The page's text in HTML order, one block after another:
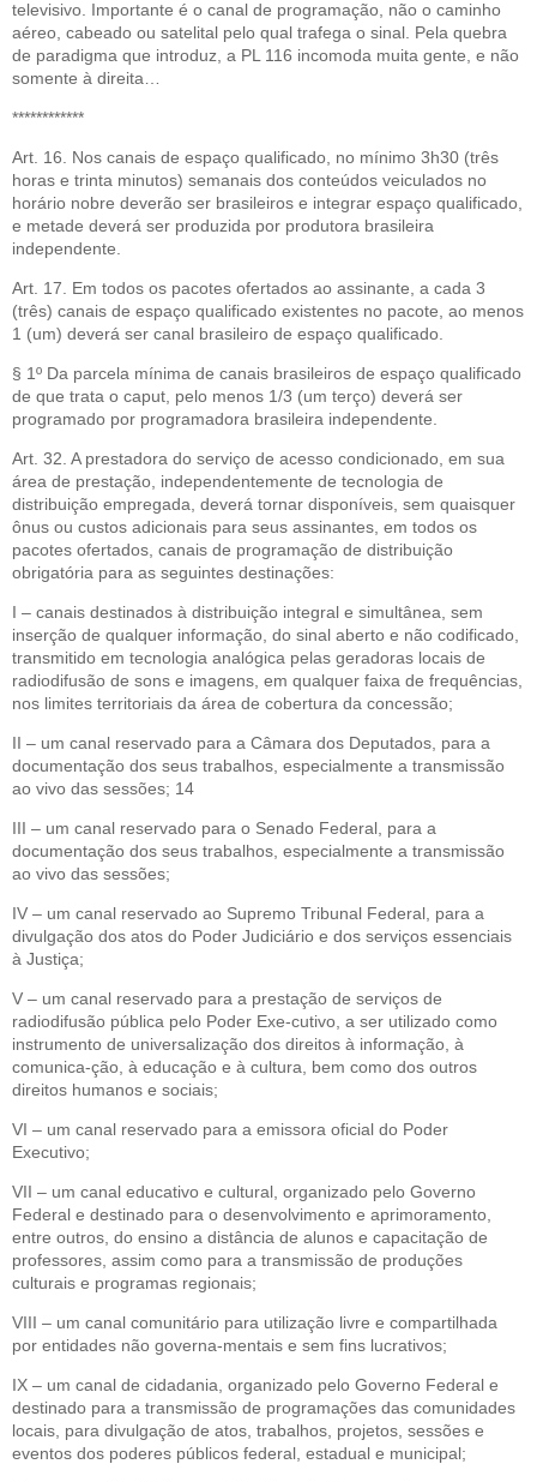
televisivo. Importante é o canal de programação, não o caminho
aéreo, cabeado ou satelital pelo qual trafega o sinal. Pela quebra
de paradigma que introduz, a PL 116 incomoda muita gente, e não
somente à direita…
************
Art. 16. Nos canais de espaço qualificado, no mínimo 3h30 (três
horas e trinta minutos) semanais dos conteúdos veiculados no
horário nobre deverão ser brasileiros e integrar espaço qualificado,
e metade deverá ser produzida por produtora brasileira
independente.
Art. 17. Em todos os pacotes ofertados ao assinante, a cada 3
(três) canais de espaço qualificado existentes no pacote, ao menos
1 (um) deverá ser canal brasileiro de espaço qualificado.
§ 1º Da parcela mínima de canais brasileiros de espaço qualificado
de que trata o caput, pelo menos 1/3 (um terço) deverá ser
programado por programadora brasileira independente.
Art. 32. A prestadora do serviço de acesso condicionado, em sua
área de prestação, independentemente de tecnologia de
distribuição empregada, deverá tornar disponíveis, sem quaisquer
ônus ou custos adicionais para seus assinantes, em todos os
pacotes ofertados, canais de programação de distribuição
obrigatória para as seguintes destinações:
I – canais destinados à distribuição integral e simultânea, sem
inserção de qualquer informação, do sinal aberto e não codificado,
transmitido em tecnologia analógica pelas geradoras locais de
radiodifusão de sons e imagens, em qualquer faixa de frequências,
nos limites territoriais da área de cobertura da concessão;
II – um canal reservado para a Câmara dos Deputados, para a
documentação dos seus trabalhos, especialmente a transmissão
ao vivo das sessões; 14
III – um canal reservado para o Senado Federal, para a
documentação dos seus trabalhos, especialmente a transmissão
ao vivo das sessões;
IV – um canal reservado ao Supremo Tribunal Federal, para a
divulgação dos atos do Poder Judiciário e dos serviços essenciais
à Justiça;
V – um canal reservado para a prestação de serviços de
radiodifusão pública pelo Poder Exe-cutivo, a ser utilizado como
instrumento de universalização dos direitos à informação, à
comunica-ção, à educação e à cultura, bem como dos outros
direitos humanos e sociais;
VI – um canal reservado para a emissora oficial do Poder
Executivo;
VII – um canal educativo e cultural, organizado pelo Governo
Federal e destinado para o desenvolvimento e aprimoramento,
entre outros, do ensino a distância de alunos e capacitação de
professores, assim como para a transmissão de produções
culturais e programas regionais;
VIII – um canal comunitário para utilização livre e compartilhada
por entidades não governa-mentais e sem fins lucrativos;
IX – um canal de cidadania, organizado pelo Governo Federal e
destinado para a transmissão de programações das comunidades
locais, para divulgação de atos, trabalhos, projetos, sessões e
eventos dos poderes públicos federal, estadual e municipal;